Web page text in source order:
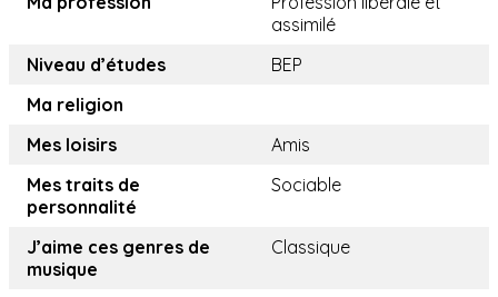
assimilé
Niveau d’études
BEP
Ma religion
Mes loisirs
Amis
Mes traits de
personnalité
Sociable
J’aime ces genres de
musique
Classique